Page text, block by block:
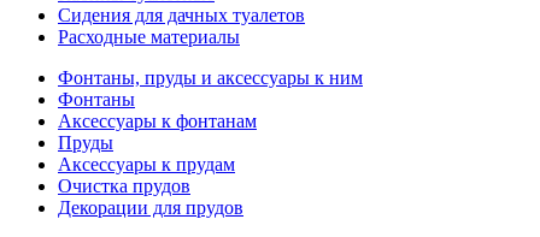
Сидения для дачных туалетов
Расходные материалы
Фонтаны, пруды и аксессуары к ним
Фонтаны
Аксессуары к фонтанам
Пруды
Аксессуары к прудам
Очистка прудов
Декорации для прудов